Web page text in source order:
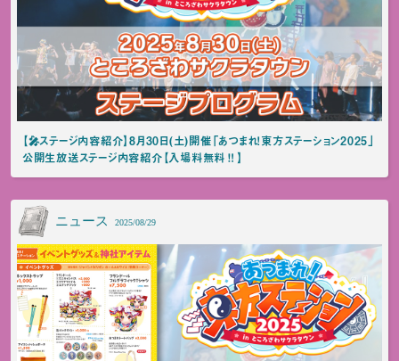
【🎤ステージ内容紹介】8月30日(土)開催「あつまれ！東方ステーション2025」
公開生放送ステージ内容紹介【入場料無料‼️】
ニュース 2025/08/29